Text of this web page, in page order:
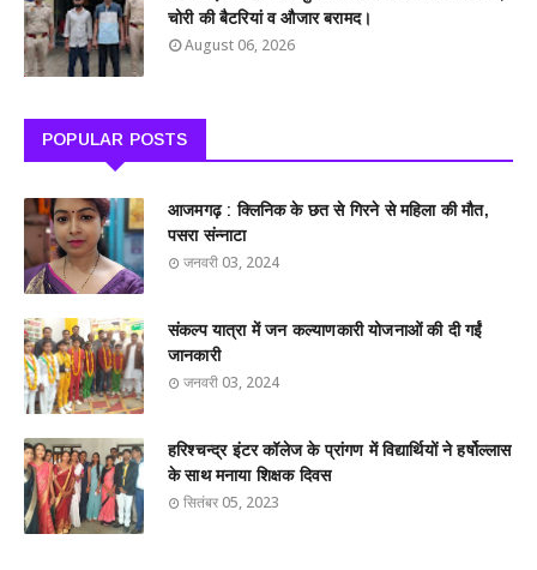
चोरी की बैटरियां व औजार बरामद।
August 06, 2026
POPULAR POSTS
आजमगढ़ : क्लिनिक के छत से गिरने से महिला की मौत,
पसरा संन्नाटा
जनवरी 03, 2024
संकल्प यात्रा में जन कल्याणकारी योजनाओं की दी गईं
जानकारी
जनवरी 03, 2024
हरिश्चन्द्र इंटर कॉलेज के प्रांगण में विद्यार्थियों ने हर्षोल्लास
के साथ मनाया शिक्षक दिवस
सितंबर 05, 2023